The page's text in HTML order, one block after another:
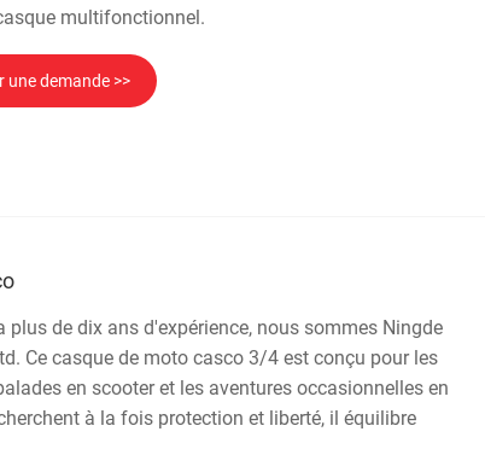
multifonctionnel.
une demande >>
plus de dix ans d'expérience, nous sommes Ningde
Ce casque de moto casco 3/4 est conçu pour les
en scooter et les aventures occasionnelles en
à la fois protection et liberté, il équilibre